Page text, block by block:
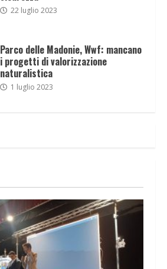
22 luglio 2023
Parco delle Madonie, Wwf: mancano
i progetti di valorizzazione
naturalistica
1 luglio 2023